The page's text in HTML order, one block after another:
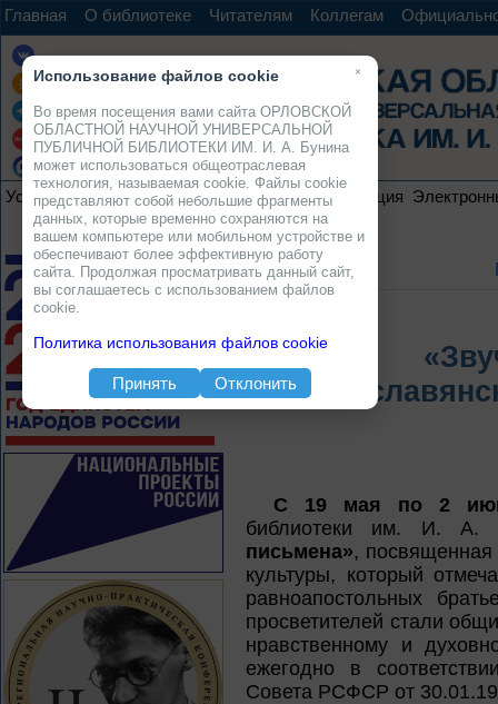
Главная О библиотеке Читателям Коллегам
Услуги Ресурсы Проекты Электронная коллекция
Ко Дню
С 19 мая по 2
библиотеки им. И. А.
письмена»,
культуры, который
равноапостольных
просветителей стали
нравственному и
ежегодно в
Совета РСФСР от
×
Использование файлов cookie
Во время посещения вами сайта ОРЛОВСКОЙ
ОБЛАСТНОЙ НАУЧНОЙ УНИВЕРСАЛЬНОЙ
ПУБЛИЧНОЙ БИБЛИОТЕКИ ИМ. И. А. Бунина
может использоваться общеотраслевая
технология, называемая cookie. Файлы cookie
представляют собой небольшие фрагменты
данных, которые временно сохраняются на
вашем компьютере или мобильном устройстве и
обеспечивают более эффективную работу
сайта. Продолжая просматривать данный сайт,
вы соглашаетесь с использованием файлов
cookie.
Политика использования файлов cookie
Принять Отклонить